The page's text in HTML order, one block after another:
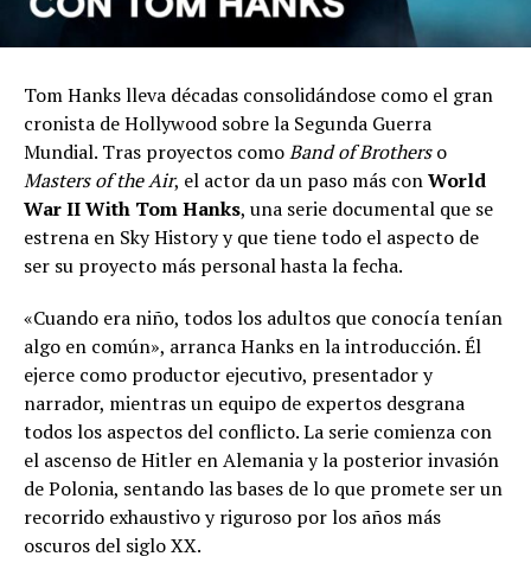
Tom Hanks lleva décadas consolidándose como el gran
cronista de Hollywood sobre la Segunda Guerra
Mundial. Tras proyectos comoBand of Brotherso
Masters of the Air, el actor da un paso más conWorld
War II With Tom Hanks, una serie documental que se
estrena en Sky History y que tiene todo el aspecto de
ser su proyecto más personal hasta la fecha.
«Cuando era niño, todos los adultos que conocía tenían
algo en común», arranca Hanks en la introducción. Él
ejerce como productor ejecutivo, presentador y
narrador, mientras un equipo de expertos desgrana
todos los aspectos del conflicto. La serie comienza con
el ascenso de Hitler en Alemania y la posterior invasión
de Polonia, sentando las bases de lo que promete ser un
recorrido exhaustivo y riguroso por los años más
oscuros del siglo XX.